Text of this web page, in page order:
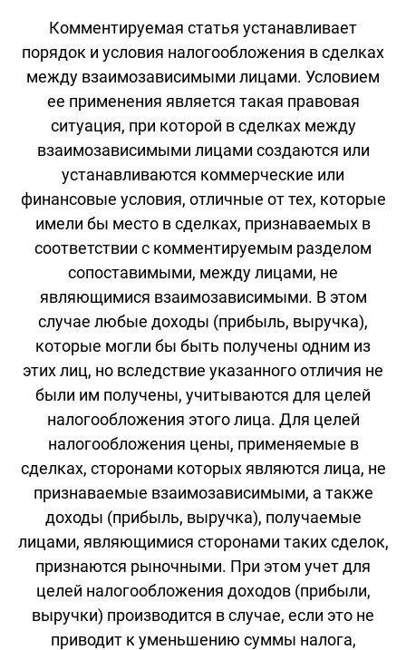
Комментируемая статья устанавливает
порядок и условия налогообложения в сделках
между взаимозависимыми лицами. Условием
ее применения является такая правовая
ситуация, при которой в сделках между
взаимозависимыми лицами создаются или
устанавливаются коммерческие или
финансовые условия, отличные от тех, которые
имели бы место в сделках, признаваемых в
соответствии с комментируемым разделом
сопоставимыми, между лицами, не
являющимися взаимозависимыми. В этом
случае любые доходы (прибыль, выручка),
которые могли бы быть получены одним из
этих лиц, но вследствие указанного отличия не
были им получены, учитываются для целей
налогообложения этого лица. Для целей
налогообложения цены, применяемые в
сделках, сторонами которых являются лица, не
признаваемые взаимозависимыми, а также
доходы (прибыль, выручка), получаемые
лицами, являющимися сторонами таких сделок,
признаются рыночными. При этом учет для
целей налогообложения доходов (прибыли,
выручки) производится в случае, если это не
приводит к уменьшению суммы налога,